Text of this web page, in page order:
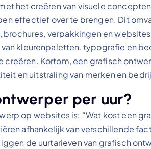
het creëren van visuele
effectief over te brengen. Dit
verpakkingen en
kleurenpaletten, typografie en
creëren. Kortom, een grafisch
en uitstraling van merken en
per uur?
op websites is: “Wat kost een
afhankelijk van verschillende
de uurtarieven van grafisch